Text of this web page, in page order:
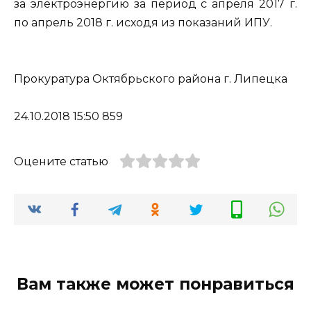
за электроэнергию за период с апреля 2017 г.
по апрель 2018 г. исходя из показаний ИПУ.
Прокуратура Октябрьского района г. Липецка
24.10.2018 15:50 859
Оцените статью
Вам также может понравиться